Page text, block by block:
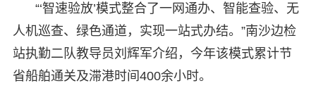
“‘智速验放’模式整合了一网通办、智能查验、无
人机巡查、绿色通道，实现一站式办结。”南沙边检
站执勤二队教导员刘辉军介绍，今年该模式累计节
省船舶通关及滞港时间400余小时。